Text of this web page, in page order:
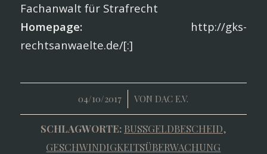
Fachanwalt für Strafrecht
Homepage:http://gks-
rechtsanwaelte.de/[:]
04/10/2017
/ VON DAC E.V.
SCHLAGWORTE: BUSSGELDBESCHEID
,
GESCHWINDIGKEITSÜBERWACHUNG